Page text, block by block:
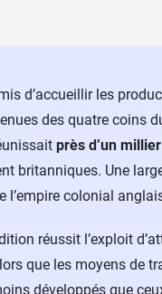
d’accueillir les
des quatre coins
près d’un
britanniques. Une
l’empire colonial
réussit l’exploit
que les moyens de
développés que